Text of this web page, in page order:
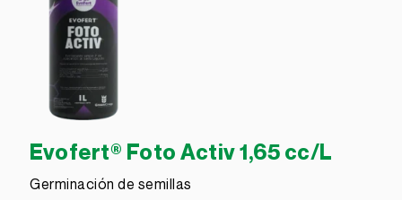
Evofert® Foto Activ 1,65 cc/L
Germinación de semillas